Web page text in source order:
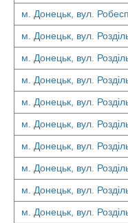
м. Донецьк, вул.
м. Донецьк, вул.
м. Донецьк, вул.
м. Донецьк, вул.
м. Донецьк, вул.
м. Донецьк, вул.
м. Донецьк, вул.
м. Донецьк, вул.
м. Донецьк, вул.
м. Донецьк, вул.